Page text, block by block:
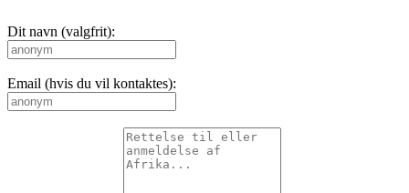
Dit navn (valgfrit):
Email (hvis du vil kontaktes):